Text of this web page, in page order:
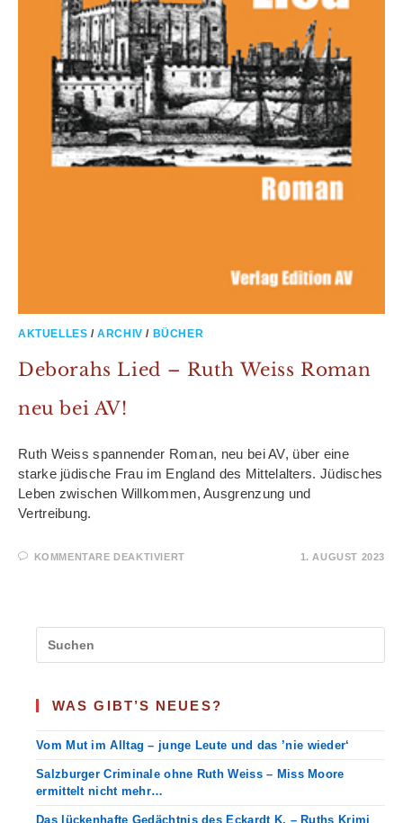
AKTUELLES /ARCHIV / BÜCHER
Deborahs Lied – Ruth Weiss Roman
neu bei AV!
Ruth Weiss spannender Roman, neu bei AV, über eine
starke jüdische Frau im England des Mittelalters. Jüdisches
Leben zwischen Willkommen, Ausgrenzung und
Vertreibung.
KOMMENTARE DEAKTIVIERTFÜR
ROMAN
AV!
1. AUGUST 2023
WAS GIBT’S NEUES?
Vom Mut im Alltag – junge Leute und das ’nie wieder‘
Salzburger Criminale ohne Ruth Weiss – Miss Moore
ermittelt nicht mehr…
Das lückenhafte Gedächtnis des Eckardt K. – Ruths Krimi